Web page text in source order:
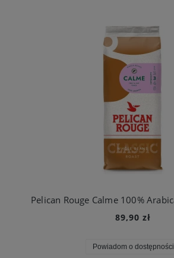
89,90 zł
Powiadom o dostępności